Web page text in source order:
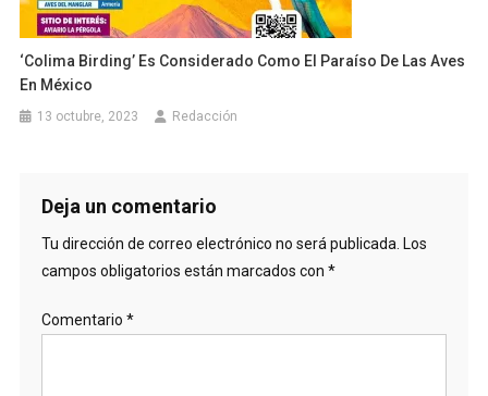
‘Colima Birding’ Es Considerado Como El Paraíso De Las Aves
En México
13 octubre, 2023 Redacción
Deja un comentario
Tu dirección de correo electrónico no será publicada. Los
campos obligatorios están marcados con *
Comentario *